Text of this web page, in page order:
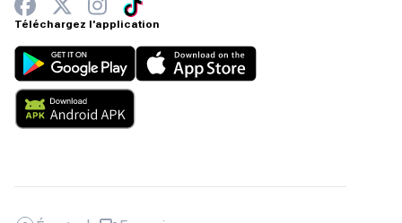
Téléchargez l'application